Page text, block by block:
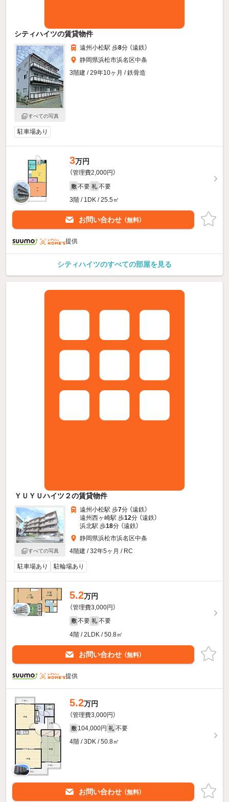
シティハイツの賃貸物件
すべての写真
遠州小松駅 歩8分 （遠鉄）
静岡県浜松市浜名区中条
3階建 / 29年10ヶ月 / 鉄骨造
駐車場あり
3万円
（管理費2,000円）
敷 不要 礼 不要
3階 / 1DK / 25.5㎡
お問い合わせ （無料）
提供
シティハイツのすべての部屋を見る
ＹＵＹＵハイツ２の賃貸物件
すべての写真
遠州小松駅 歩7分 （遠鉄）
遠州西ヶ崎駅 歩12分 （遠鉄）
浜北駅 歩18分 （遠鉄）
静岡県浜松市浜名区中条
4階建 / 32年5ヶ月 / RC
駐車場あり 駐輪場あり
5.2万円
（管理費3,000円）
敷 不要 礼 不要
4階 / 2LDK / 50.8㎡
お問い合わせ （無料）
提供
5.2万円
（管理費3,000円）
敷 104,000円 礼 不要
4階 / 3DK / 50.8㎡
お問い合わせ （無料）